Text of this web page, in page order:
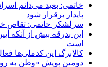
خاتمی: بعید می‌دانم
پایدار برقرار شود
سرلشکر حاتمی: تقاص
این بدرقه بیش از آنکه
است
کالابرگ این کدملی‌ها
دومین پویش «وطن به